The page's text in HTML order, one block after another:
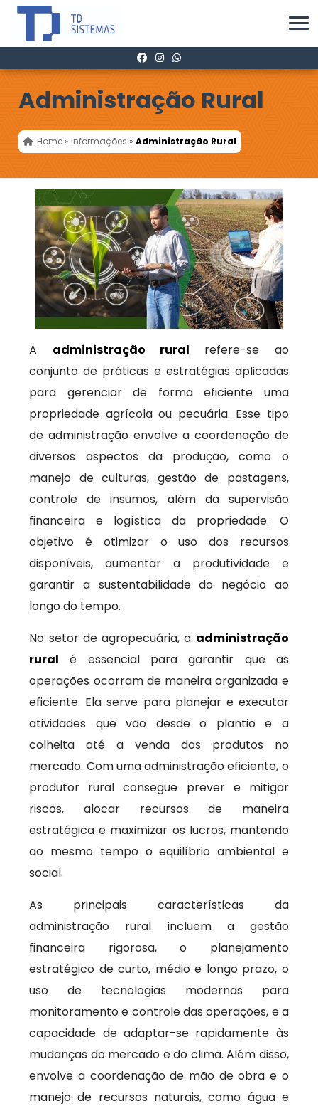
Administração Rural
Home » Informações »Administração Rural
A administração rural refere-se ao
conjunto de práticas e estratégias aplicadas
para gerenciar de forma eficiente uma
propriedade agrícola ou pecuária. Esse tipo
de administração envolve a coordenação de
diversos aspectos da produção, como o
manejo de culturas, gestão de pastagens,
controle de insumos, além da supervisão
financeira e logística da propriedade. O
objetivo é otimizar o uso dos recursos
disponíveis, aumentar a produtividade e
garantir a sustentabilidade do negócio ao
longo do tempo.
No setor de agropecuária, a administração
rural é essencial para garantir que as
operações ocorram de maneira organizada e
eficiente. Ela serve para planejar e executar
atividades que vão desde o plantio e a
colheita até a venda dos produtos no
mercado. Com uma administração eficiente, o
produtor rural consegue prever e mitigar
riscos, alocar recursos de maneira
estratégica e maximizar os lucros, mantendo
ao mesmo tempo o equilíbrio ambiental e
social.
As principais características da
administração rural incluem a gestão
financeira rigorosa, o planejamento
estratégico de curto, médio e longo prazo, o
uso de tecnologias modernas para
monitoramento e controle das operações, e a
capacidade de adaptar-se rapidamente às
mudanças do mercado e do clima. Além disso,
envolve a coordenação de mão de obra e o
manejo de recursos naturais, como água e